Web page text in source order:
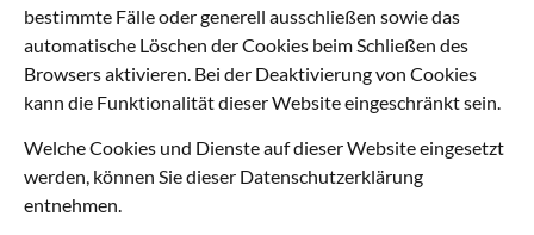
bestimmte Fälle oder generell ausschließen sowie das
automatische Löschen der Cookies beim Schließen des
Browsers aktivieren. Bei der Deaktivierung von Cookies
kann die Funktionalität dieser Website eingeschränkt sein.
Welche Cookies und Dienste auf dieser Website eingesetzt
werden, können Sie dieser Datenschutzerklärung
entnehmen.